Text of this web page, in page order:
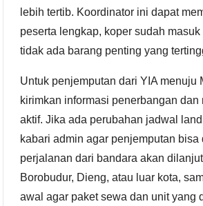
lebih tertib. Koordinator ini dapat
peserta lengkap, koper sudah
tidak ada barang penting yang
Untuk penjemputan dari YIA menuju
kirimkan informasi penerbangan dan
aktif. Jika ada perubahan jadwal
kabari admin agar penjemputan bisa
perjalanan dari bandara akan
Borobudur, Dieng, atau luar kota,
awal agar paket sewa dan unit yang